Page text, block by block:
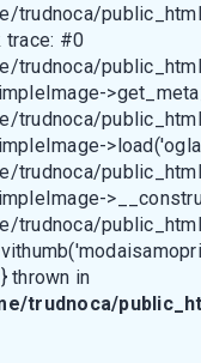
trudnoca/
trace: #0
trudnoca/
trudnoca/
trudnoca/
trudnoca/
thrown in
trudnoca/